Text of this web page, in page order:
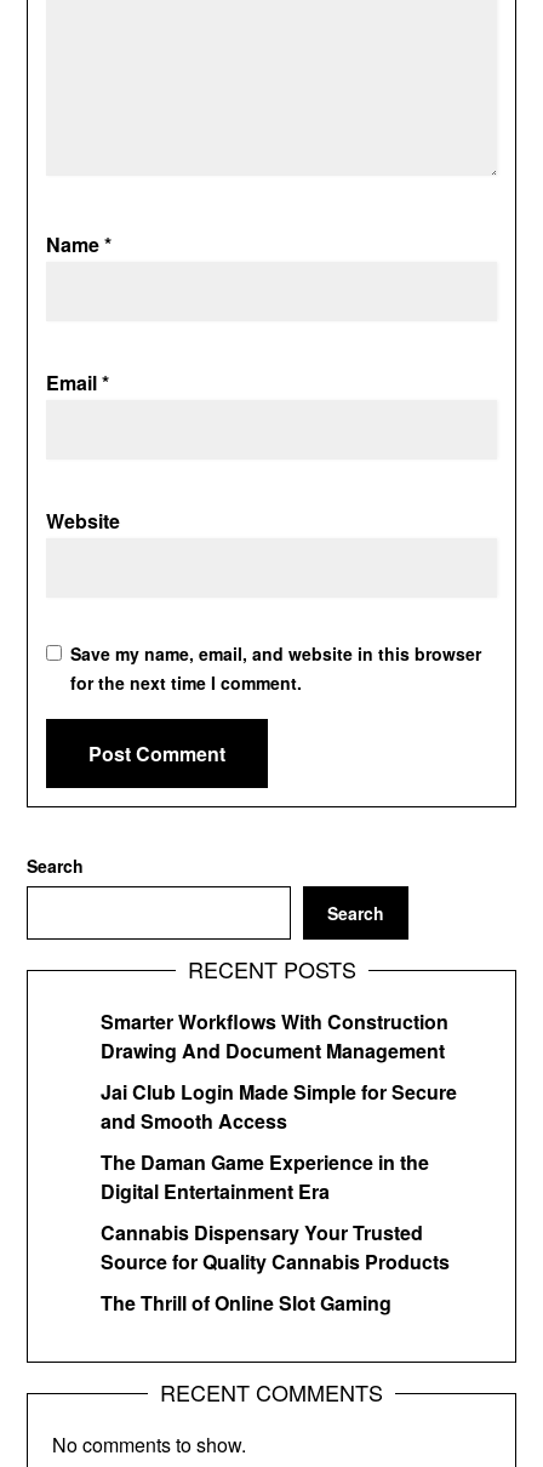
Name*
Email*
Website
Save my name, email, and website in this browser
for the next time I comment.
Search
Search
RECENT POSTS
Smarter Workflows With Construction
Drawing And Document Management
Jai Club Login Made Simple for Secure
and Smooth Access
The Daman Game Experience in the
Digital Entertainment Era
Cannabis Dispensary Your Trusted
Source for Quality Cannabis Products
The Thrill of Online Slot Gaming
RECENT COMMENTS
No comments to show.